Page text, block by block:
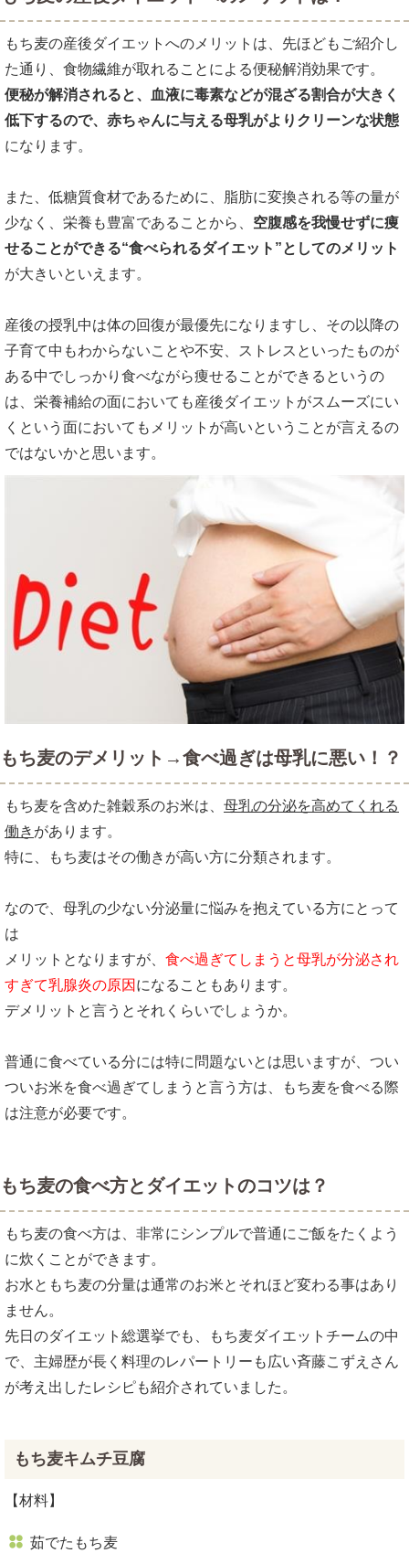
もち麦の産後ダイエットへのメリットは、先ほどもご紹介し
た通り、食物繊維が取れることによる便秘解消効果です。
便秘が解消されると、血液に毒素などが混ざる割合が大きく
低下するので、赤ちゃんに与える母乳がよりクリーンな状態
になります。
また、低糖質食材であるために、脂肪に変換される等の量が
少なく、栄養も豊富であることから、 空腹感を我慢せずに痩
せることができる“食べられるダイエット”としてのメリット
が大きいといえます。
産後の授乳中は体の回復が最優先になりますし、その以降の
子育て中もわからないことや不安、ストレスといったものが
ある中でしっかり食べながら痩せることができるというの
は、栄養補給の面においても産後ダイエットがスムーズにい
くという面においてもメリットが高いということが言えるの
ではないかと思います。
もち麦のデメリット→食べ過ぎは母乳に悪い！？
もち麦を含めた雑穀系のお米は、 母乳の分泌を高めてくれる
働き があります。
特に、もち麦はその働きが高い方に分類されます。
なので、母乳の少ない分泌量に悩みを抱えている方にとって
は
メリットとなりますが、 食べ過ぎてしまうと母乳が分泌され
すぎて乳腺炎の原因 になることもあります。
デメリットと言うとそれくらいでしょうか。
普通に食べている分には特に問題ないとは思いますが、つい
ついお米を食べ過ぎてしまうと言う方は、もち麦を食べる際
は注意が必要です。
もち麦の食べ方とダイエットのコツは？
もち麦の食べ方は、非常にシンプルで普通にご飯をたくよう
に炊くことができます。
お水ともち麦の分量は通常のお米とそれほど変わる事はあり
ません。
先日のダイエット総選挙でも、もち麦ダイエットチームの中
で、主婦歴が長く料理のレパートリーも広い斉藤こずえさん
が考え出したレシピも紹介されていました。
もち麦キムチ豆腐
【材料】
茹でたもち麦